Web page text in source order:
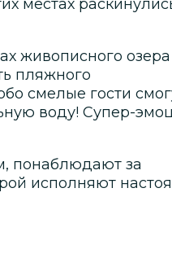
местах
живописного
пляжного
смелые гости
воду! Супер-
понаблюдают за
исполняют